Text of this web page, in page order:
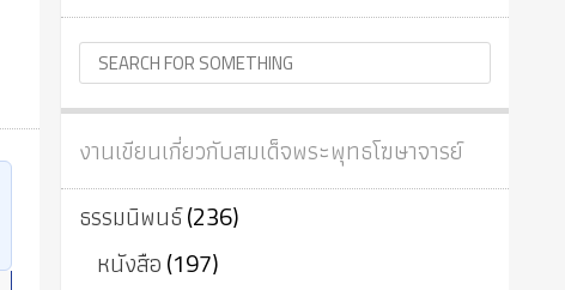
งานเขียนเกี่ยวกับสมเด็จพระพุทธโฆษาจารย์
ธรรมนิพนธ์(236)
หนังสือ(197)